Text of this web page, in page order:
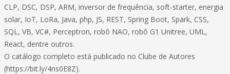
CLP, DSC, DSP, ARM, inversor de frequência, soft-starter, energia
solar, IoT, LoRa, Java, php, JS, REST, Spring Boot, Spark, CSS,
SQL, VB, VC#, Perceptron, robô NAO, robô G1 Unitree, UML,
React, dentre outros.
O catálogo completo está publicado no Clube de Autores
(https://bit.ly/4ns0E8Z).